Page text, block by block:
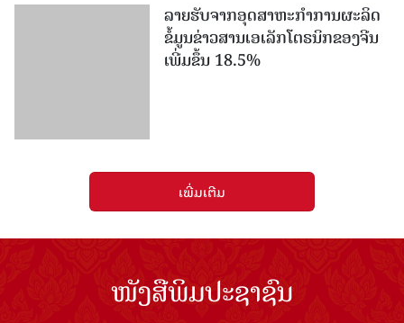
ລາຍ​ຮັບ​ຈາກ​ອຸດ​ສາ​ຫະ​ກຳ​ການ​ຜະ​ລິດ​
ຂໍ້ມູນຂ່າວສານ​ເອ​ເລັກ​ໂຕ​ຣ​ນິກ​ຂອງ​ຈີນ​ ​
ເພີ່ມຂຶ້ນ 18.5%
ເພີ່ມເຕີມ
ໜັງສືພິມປະຊາຊົນ